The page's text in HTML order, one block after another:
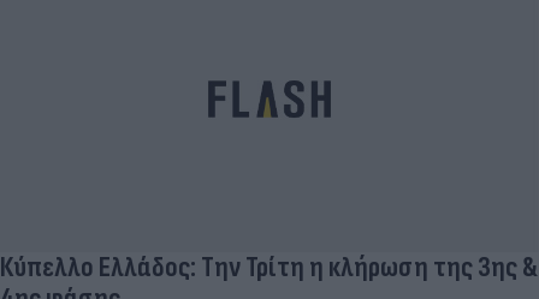
Κύπελλο Ελλάδος: Την Τρίτη η κλήρωση της 3ης &